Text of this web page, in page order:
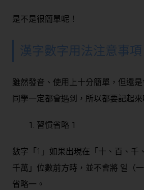
是不是很簡單呢！
漢字數字用法注意事項
雖然發音、使用上十分簡單，但還是
同學一定都會遇到，所以都要記起來
習慣省略 1
數字「1」如果出現在「十、百、千
千萬」位數前方時，並不會將 일（
省略一。